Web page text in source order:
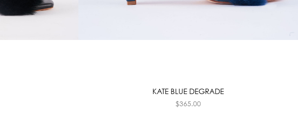
KATE BLUE DEGRADE
$365.00